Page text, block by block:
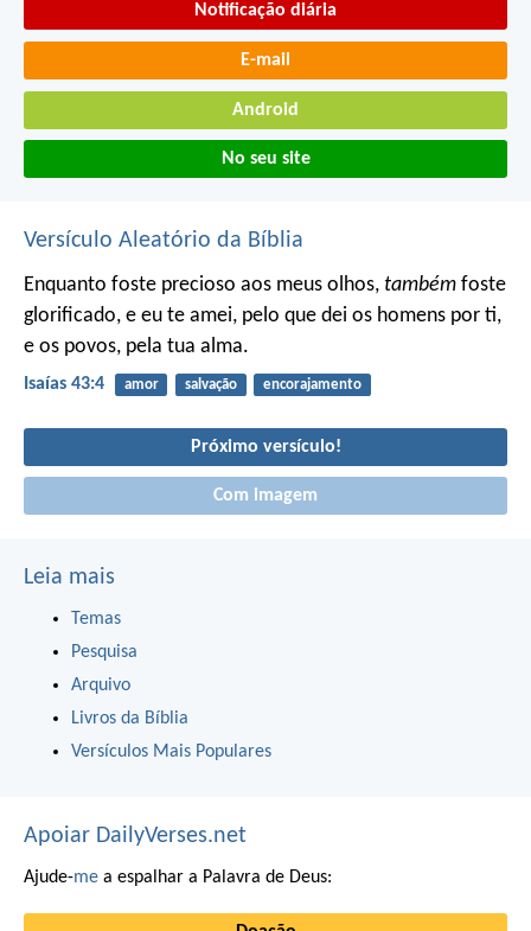
Notificação diária
E-mail
Android
No seu site
Versículo Aleatório da Bíblia
Enquanto foste precioso aos meus olhos, também foste
glorificado, e eu te amei, pelo que dei os homens por ti,
e os povos, pela tua alma.
Isaías 43:4 amor salvação encorajamento
Próximo versículo!
Com imagem
Leia mais
Temas
Pesquisa
Arquivo
Livros da Bíblia
Versículos Mais Populares
Apoiar DailyVerses.net
Ajude-me a espalhar a Palavra de Deus: